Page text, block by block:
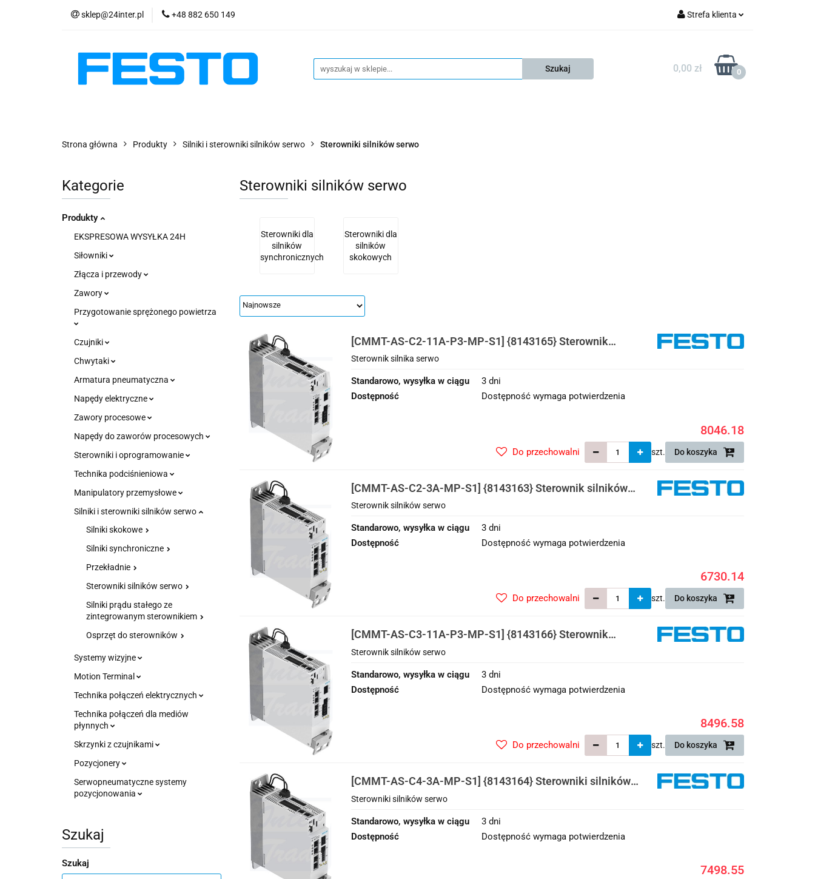
sklep@24inter.pl +48 882 650 149 Strefa klienta
Zarejestruj się
Dodaj zgłoszenie
0,00 zł 0
PRODUKTY
AKTUALNOŚCI KONTAKT KSP
Strona główna Produkty Silniki i sterowniki silników serwo Sterowniki silników serwo
Kategorie
Produkty
EKSPRESOWA WYSYŁKA 24H
Siłowniki
Złącza i przewody
Zawory
Przygotowanie sprężonego powietrza
Czujniki
Chwytaki
Armatura pneumatyczna
Napędy elektryczne
Zawory procesowe
Napędy do zaworów procesowych
Sterowniki i oprogramowanie
Technika podciśnieniowa
Manipulatory przemysłowe
Silniki i sterowniki silników serwo
Silniki skokowe
Silniki synchroniczne
Przekładnie
Sterowniki silników serwo
Silniki prądu stałego ze
zintegrowanym sterownikiem
Osprzęt do sterowników
Systemy wizyjne
Motion Terminal
Technika połączeń elektrycznych
Technika połączeń dla mediów
płynnych
Skrzynki z czujnikami
Pozycjonery
Serwopneumatyczne systemy
pozycjonowania
Szukaj
Szukaj
Sterowniki silników serwo
Sterowniki dla
silników
synchronicznych
Sterowniki dla
silników
skokowych
[CMMT-AS-C2-11A-P3-MP-S1] {8143165} Sterownik
silnika serwo
Sterownik silnika serwo
Standarowo, wysyłka w ciągu
3 dni
Dostępność
Dostępność wymaga potwierdzenia
8046.18
szt. Do koszyka
Do przechowalni
[CMMT-AS-C2-3A-MP-S1] {8143163} Sterownik silników
serwo
Sterownik silników serwo
Standarowo, wysyłka w ciągu
3 dni
Dostępność
Dostępność wymaga potwierdzenia
6730.14
szt. Do koszyka
Do przechowalni
[CMMT-AS-C3-11A-P3-MP-S1] {8143166} Sterownik
silników serwo
Sterownik silników serwo
Standarowo, wysyłka w ciągu
3 dni
Dostępność
Dostępność wymaga potwierdzenia
8496.58
szt. Do koszyka
Do przechowalni
[CMMT-AS-C4-3A-MP-S1] {8143164} Sterowniki silników
serwo
Sterowniki silników serwo
Standarowo, wysyłka w ciągu
3 dni
Dostępność
Dostępność wymaga potwierdzenia
7498.55